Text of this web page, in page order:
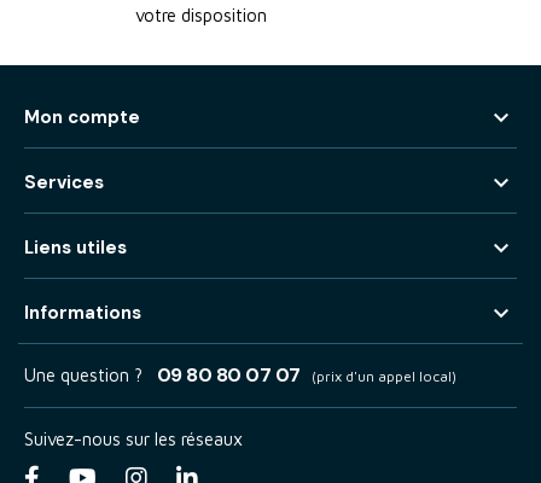
votre disposition
Mon compte 
Services 
Liens utiles 
Informations 
Une question ? 09 80 80 07 07 (prix d'un appel local)
Suivez-nous sur les réseaux